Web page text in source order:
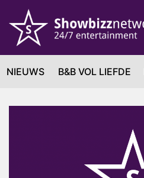
NIEUWS B&B VOL LIEFDE